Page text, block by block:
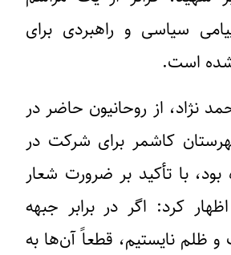
سیاسی و راهبردی برای
است.
نژاد، از روحانیون حاضر در
کاشمر برای شرکت در
با تأکید بر ضرورت شعار
کرد: اگر در برابر جبهه
و ظلم نایستیم، قطعاً آن‌ها به